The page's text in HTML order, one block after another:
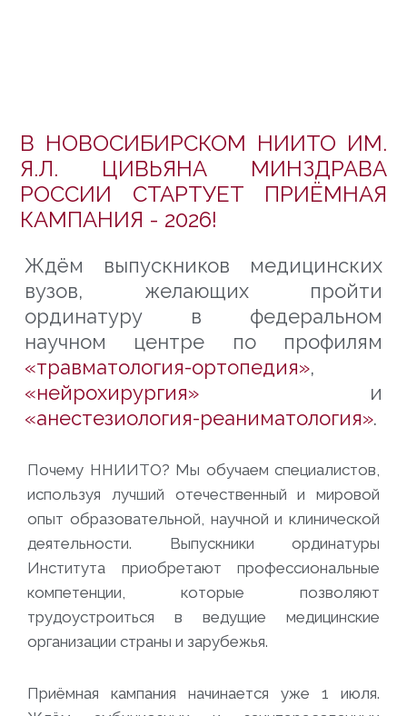
В НОВОСИБИРСКОМ НИИТО ИМ.
Я.Л. ЦИВЬЯНА МИНЗДРАВА
РОССИИ СТАРТУЕТ ПРИЁМНАЯ
КАМПАНИЯ - 2026!
Ждём выпускников медицинских
вузов, желающих пройти
ординатуру в федеральном
научном центре по профилям
«травматология-ортопедия»,
«нейрохирургия» и
«анестезиология-реаниматология».
Почему ННИИТО? Мы обучаем специалистов,
используя лучший отечественный и мировой
опыт образовательной, научной и клинической
деятельности. Выпускники ординатуры
Института приобретают профессиональные
компетенции, которые позволяют
трудоустроиться в ведущие медицинские
организации страны и зарубежья.
Приёмная кампания начинается уже 1 июля.